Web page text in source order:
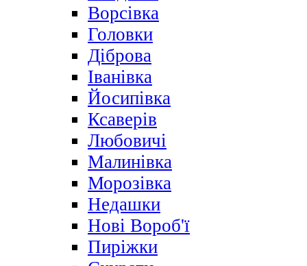
Ворсівка
Головки
Діброва
Іванівка
Йосипівка
Ксаверів
Любовичі
Малинівка
Морозівка
Недашки
Нові Вороб'ї
Пиріжки